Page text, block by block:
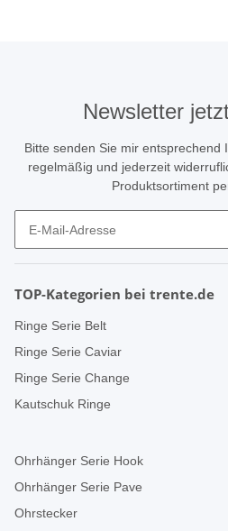
Newsletter
Bitte senden Sie mir entsprechend
regelmäßig und jederzeit
Produktsortiment
TOP-Kategorien bei trente.de
Ringe Serie Belt
Ringe Serie Caviar
Ringe Serie Change
Kautschuk Ringe
Ohrhänger Serie Hook
Ohrhänger Serie Pave
Ohrstecker